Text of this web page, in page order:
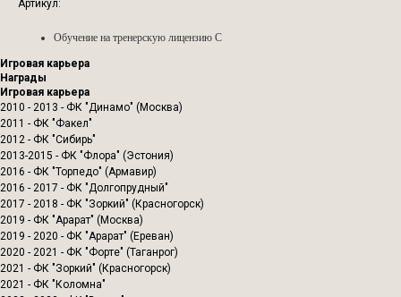
Артикул:
Обучение на тренерскую лицензию С
Игровая карьера
Награды
Игровая карьера
2010 - 2013 - ФК "Динамо" (Москва)
2011 - ФК "Факел"
2012 - ФК "Сибирь"
2013-2015 - ФК "Флора" (Эстония)
2016 - ФК "Торпедо" (Армавир)
2016 - 2017 - ФК "Долгопрудный"
2017 - 2018 - ФК "Зоркий" (Красногорск)
2019 - ФК "Арарат" (Москва)
2019 - 2020 - ФК "Арарат" (Ереван)
2020 - 2021 - ФК "Форте" (Таганрог)
2021 - ФК "Зоркий" (Красногорск)
2021 - ФК "Коломна"